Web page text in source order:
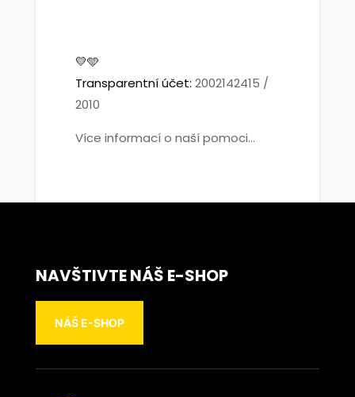
💛🩵
Transparentní účet: 2002142415 /
2010
Více informací o naší pomoci...
NAVŠTIVTE NÁŠ E-SHOP
NÁŠ E-SHOP